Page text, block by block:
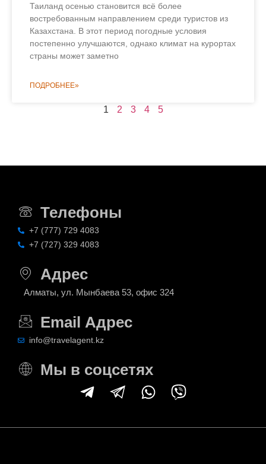
Таиланд осенью становится всё более
востребованным направлением среди туристов из
Казахстана. В этот период погодные условия
постепенно улучшаются, однако климат на курортах
страны может заметно
ПОДРОБНЕЕ»
1 2 3 4 5
Телефоны
+7 (777) 729 4083
+7 (727) 329 4083
Адрес
Алматы, ул. Мынбаева 53, офис 324
Email Адрес
info@travelagent.kz
Мы в соцсетях